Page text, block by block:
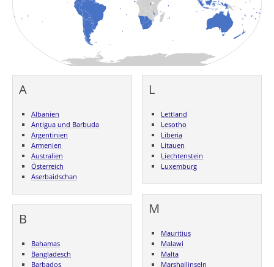
A
Albanien
Antigua und Barbuda
Argentinien
Armenien
Australien
Österreich
Aserbaidschan
B
Bahamas
Bangladesch
Barbados
L
Lettland
Lesotho
Liberia
Litauen
Liechtenstein
Luxemburg
M
Mauritius
Malawi
Malta
Marshallinseln